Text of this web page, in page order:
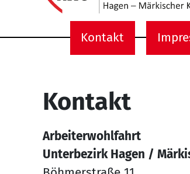
Service
Kontakt
Kontakt
Arbeiterwohlfahrt
Unterbezirk Hagen /